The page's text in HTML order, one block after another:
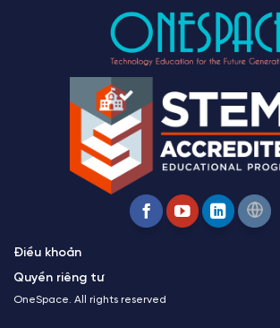
Điều khoản
Quyền riêng tư
OneSpace. All rights reserved